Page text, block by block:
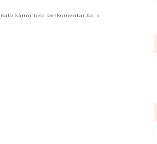
kamu bisa berkomentar baik